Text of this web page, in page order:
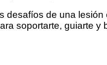
desafíos de una lesión
soportarte, guiarte y